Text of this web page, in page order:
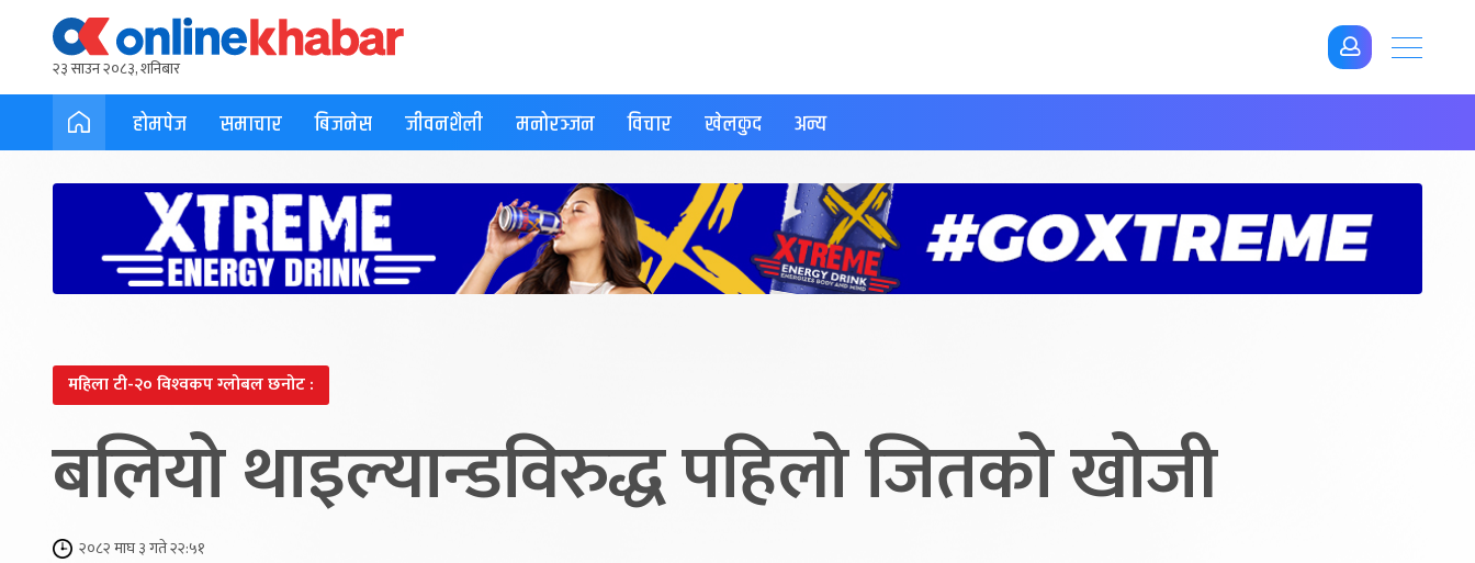
२३ साउन २०८३, शनिबार
होमपेज समाचार बिजनेस जीवनशैली मनोरञ्जन विचार खेलकुद अन्य
महिला टी-२० विश्‍वकप ग्लोबल छनोट :
बलियो थाइल्यान्डविरुद्ध पहिलो जितको खोजी
२०८२ माघ ३ गते २२:५१